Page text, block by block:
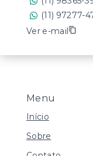
Menu
Início
Sobre
(11) 97277-
Ver e-mail